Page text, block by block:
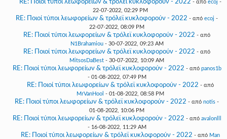
RE: Ποιοί τύποι λεωφορείων & τρόλεϊ κυκλοφορούν - 2022 - από ecoj -
22-07-2022, 02:29 PM
RE: Ποιοί τύποι λεωφορείων & τρόλεϊ κυκλοφορούν - 2022 - από ecoj -
22-07-2022, 08:09 PM
RE: Ποιοί τύποι λεωφορείων & τρόλεϊ κυκλοφορούν - 2022 - από
N1Brahamiou- 30-07-2022, 09:23 AM
RE: Ποιοί τύποι λεωφορείων & τρόλεϊ κυκλοφορούν - 2022 - από
MitsosDaBest - 30-07-2022, 10:09 AM
RE: Ποιοί τύποι λεωφορείων & τρόλεϊ κυκλοφορούν - 2022 - από panos1b
- 01-08-2022, 07:49 PM
RE: Ποιοί τύποι λεωφορείων & τρόλεϊ κυκλοφορούν - 2022 - από
MrVanHool - 01-08-2022, 08:58 PM
RE: Ποιοί τύποι λεωφορείων & τρόλεϊ κυκλοφορούν - 2022 - από notis -
01-08-2022, 10:06 PM
RE: Ποιοί τύποι λεωφορείων & τρόλεϊ κυκλοφορούν - 2022 - από avalonlll
- 16-08-2022, 11:29 AM
RE: Ποιοί τύποι λεωφορείων & τρόλεϊ κυκλοφορούν - 2022 - από Man